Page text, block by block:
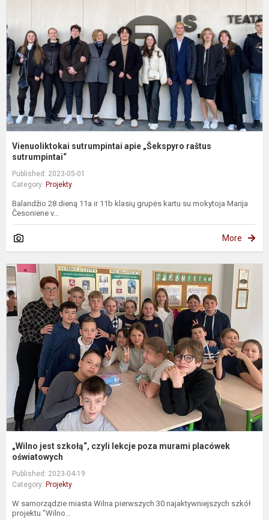
Vienuoliktokai sutrumpintai apie „Šekspyro raštus
sutrumpintai“
Published: 2023-05-01
Category: Projekty
Balandžio 28 dieną 11a ir 11b klasių grupės kartu su mokytoja Marija
Česoniene v...
More
„Wilno jest szkołą“, czyli lekcje poza murami placówek
oświatowych
Published: 2023-04-19
Category: Projekty
W samorządzie miasta Wilna pierwszych 30 najaktywniejszych szkół
projektu "Wilno...